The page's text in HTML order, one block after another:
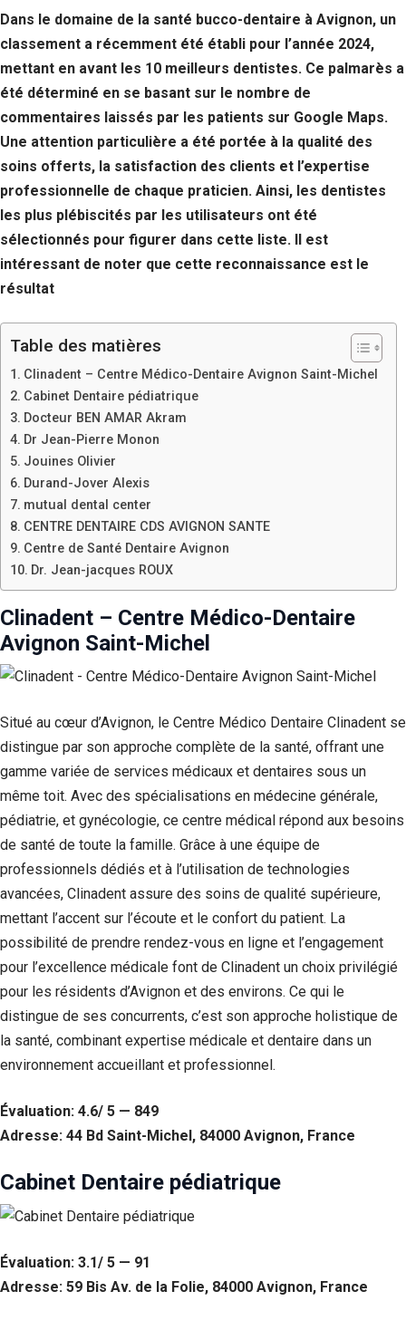
Dans le domaine de la santé bucco-dentaire à Avignon, un
classement a récemment été établi pour l’année 2024,
mettant en avant les 10 meilleurs dentistes. Ce palmarès a
été déterminé en se basant sur le nombre de
commentaires laissés par les patients sur Google Maps.
Une attention particulière a été portée à la qualité des
soins offerts, la satisfaction des clients et l’expertise
professionnelle de chaque praticien. Ainsi, les dentistes
les plus plébiscités par les utilisateurs ont été
sélectionnés pour figurer dans cette liste. Il est
intéressant de noter que cette reconnaissance est le
résultat
Table des matières
Clinadent – Centre Médico-Dentaire Avignon Saint-Michel
Cabinet Dentaire pédiatrique
Docteur BEN AMAR Akram
Dr Jean-Pierre Monon
Jouines Olivier
Durand-Jover Alexis
mutual dental center
CENTRE DENTAIRE CDS AVIGNON SANTE
Centre de Santé Dentaire Avignon
Dr. Jean-jacques ROUX
Clinadent – Centre Médico-Dentaire
Avignon Saint-Michel
Situé au cœur d’Avignon, le Centre Médico Dentaire Clinadent se
distingue par son approche complète de la santé, offrant une
gamme variée de services médicaux et dentaires sous un
même toit. Avec des spécialisations en médecine générale,
pédiatrie, et gynécologie, ce centre médical répond aux besoins
de santé de toute la famille. Grâce à une équipe de
professionnels dédiés et à l’utilisation de technologies
avancées, Clinadent assure des soins de qualité supérieure,
mettant l’accent sur l’écoute et le confort du patient. La
possibilité de prendre rendez-vous en ligne et l’engagement
pour l’excellence médicale font de Clinadent un choix privilégié
pour les résidents d’Avignon et des environs. Ce qui le
distingue de ses concurrents, c’est son approche holistique de
la santé, combinant expertise médicale et dentaire dans un
environnement accueillant et professionnel.
Évaluation: 4.6/ 5 — 849
Adresse: 44 Bd Saint-Michel, 84000 Avignon, France
Cabinet Dentaire pédiatrique
Évaluation: 3.1/ 5 — 91
Adresse: 59 Bis Av. de la Folie, 84000 Avignon, France